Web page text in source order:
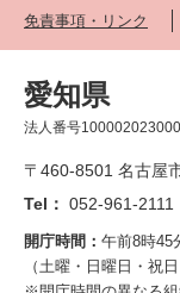
免責事項・リンク
愛知県
法人番号
〒460-8501 名古屋
Tel： 052-961-2111
開庁時間： 午前8時45
（土曜・日曜日・祝